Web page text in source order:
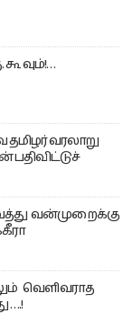
கூ வும்!…
வரலாறு
வன்முறைக்கு
வெளிவராத
….!